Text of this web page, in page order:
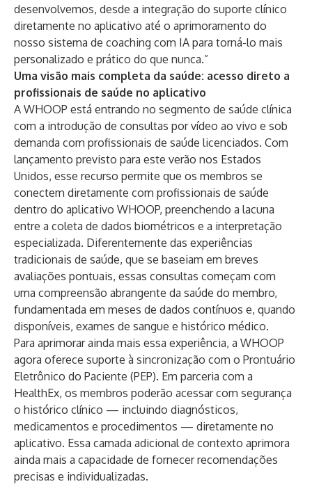
desenvolvemos, desde a integração do suporte clínico
diretamente no aplicativo até o aprimoramento do
nosso sistema de coaching com IA para torná-lo mais
personalizado e prático do que nunca.”
Uma visão mais completa da saúde: acesso direto a
profissionais de saúde no aplicativo
A WHOOP está entrando no segmento de saúde clínica
com a introdução de consultas por vídeo ao vivo e sob
demanda com profissionais de saúde licenciados. Com
lançamento previsto para este verão nos Estados
Unidos, esse recurso permite que os membros se
conectem diretamente com profissionais de saúde
dentro do aplicativo WHOOP, preenchendo a lacuna
entre a coleta de dados biométricos e a interpretação
especializada. Diferentemente das experiências
tradicionais de saúde, que se baseiam em breves
avaliações pontuais, essas consultas começam com
uma compreensão abrangente da saúde do membro,
fundamentada em meses de dados contínuos e, quando
disponíveis, exames de sangue e histórico médico.
Para aprimorar ainda mais essa experiência, a WHOOP
agora oferece suporte à sincronização com o Prontuário
Eletrônico do Paciente (PEP). Em parceria com a
HealthEx, os membros poderão acessar com segurança
o histórico clínico — incluindo diagnósticos,
medicamentos e procedimentos — diretamente no
aplicativo. Essa camada adicional de contexto aprimora
ainda mais a capacidade de fornecer recomendações
precisas e individualizadas.